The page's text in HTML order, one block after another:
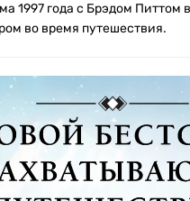
1997 года с Брэдом
во время путешествия.